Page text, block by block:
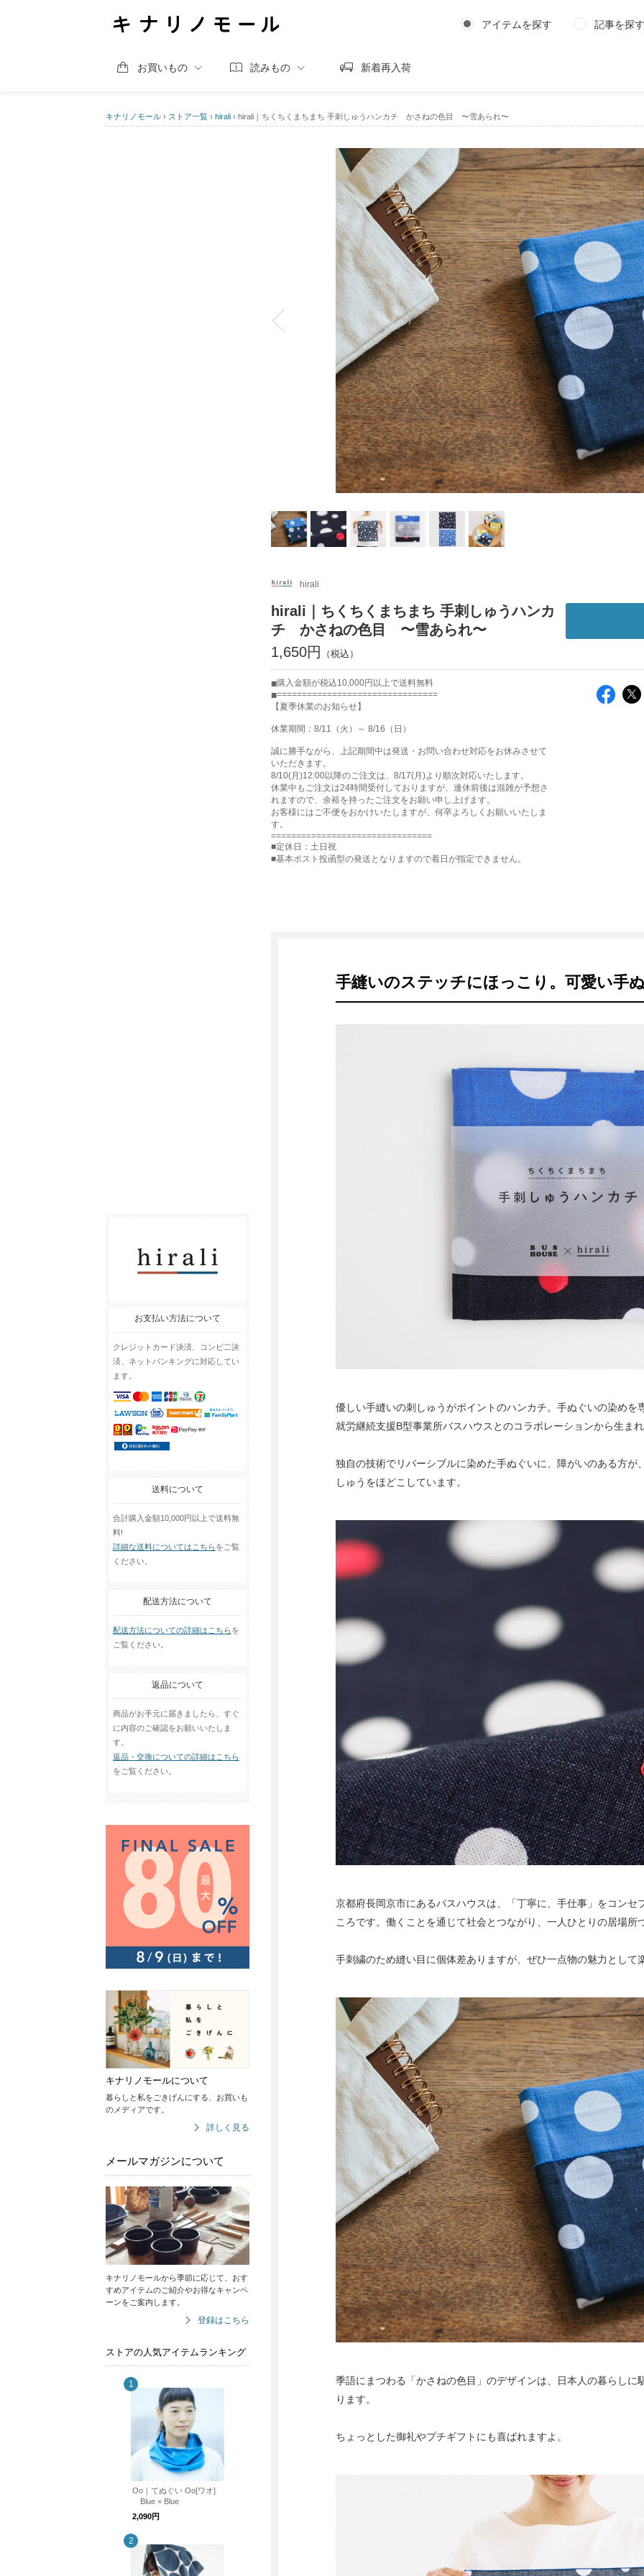
アイテムを探す 記事を探す
お買いもの 読みもの 新着再入荷
キナリノモール › ストア一覧 › hirali › hirali｜ちくちくまちまち 手刺しゅうハンカチ かさねの色目 〜雪あられ〜
お支払い方法について
クレジットカード決済、コンビ二決
済、ネットバンキングに対応してい
ます。
送料について
合計購入金額10,000円以上で送料無
料!
詳細な送料についてはこちらをご覧
ください。
配送方法について
配送方法についての詳細はこちらを
ご覧ください。
返品について
商品がお手元に届きましたら、すぐ
に内容のご確認をお願いいたしま
す。
返品・交換についての詳細はこちら
をご覧ください。
キナリノモールについて
暮らしと私をごきげんにする、お買いも
のメディアです。
詳しく見る
メールマガジンについて
キナリノモールから季節に応じて、おす
すめアイテムのご紹介やお得なキャンペ
ーンをご案内します。
登録はこちら
ストアの人気アイテムランキング
Oo｜てぬぐい Oo[ワオ]
Blue × Blue
2,090円
hirali
hirali｜ちくちくまちまち 手刺しゅうハンカ
チ かさねの色目 〜雪あられ〜
1,650円
購入金額が税込10,000円以上で送料無料
================================
【夏季休業のお知らせ】
休業期間：8/11（火）～ 8/16（日）
誠に勝手ながら、上記期間中は発送・お問い合わせ対応をお休みさせて
いただきます。
8/10(月)12:00以降のご注文は、8/17(月)より順次対応いたします。
休業中もご注文は24時間受付しておりますが、連休前後は混雑が予想さ
れますので、余裕を持ったご注文をお願い申し上げます。
お客様にはご不便をおかけいたしますが、何卒よろしくお願いいたしま
す。
================================
■定休日：土日祝
■基本ポスト投函型の発送となりますので着日が指定できません。
手縫いのステッチにほっこり。可愛い手
優しい手縫いの刺しゅうがポイントのハンカチ。手ぬぐいの染めを
就労継続支援B型事業所バスハウスとのコラボレーションから生まれ
独自の技術でリバーシブルに染めた手ぬぐいに、障がいのある方が
しゅうをほどこしています。
京都府長岡京市にあるバスハウスは、「丁寧に、手仕事」をコンセ
ころです。働くことを通じて社会とつながり、一人ひとりの居場所
手刺繍のため縫い目に個体差ありますが、ぜひ一点物の魅力として
季語にまつわる「かさねの色目」のデザインは、日本人の暮らしに
ります。
ちょっとした御礼やプチギフトにも喜ばれますよ。